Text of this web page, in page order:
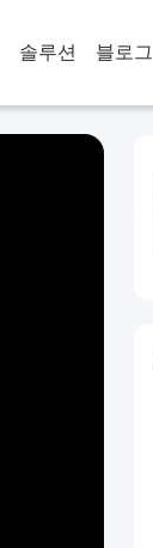
솔루션 블로그